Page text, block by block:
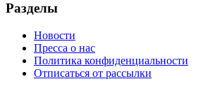
Разделы
Новости
Пресса о нас
Политика конфиденциальности
Отписаться от рассылки